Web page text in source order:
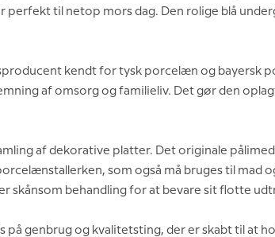
til netop mors dag. Den rolige blå
kendt for tysk porcelæn og bayersk
af omsorg og familieliv. Det gør den
af dekorative platter. Det originale
som også må bruges til mad
behandling for at bevare sit flotte
på genbrug og kvalitetsting, der er skabt til at